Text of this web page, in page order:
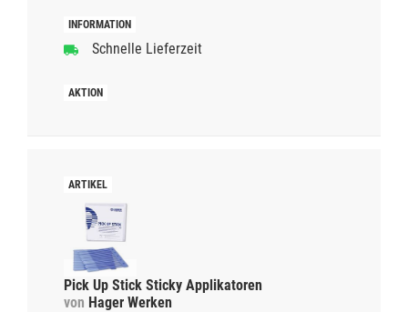
Schnelle Lieferzeit
Pick Up Stick Sticky Applikatoren
von Hager Werken